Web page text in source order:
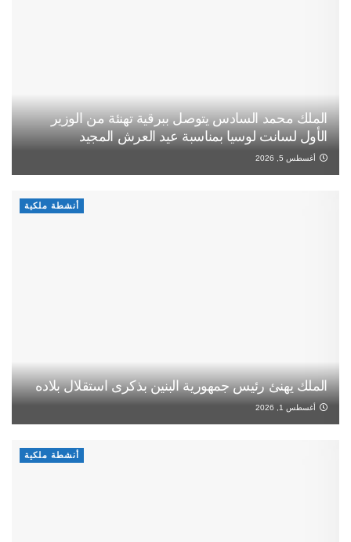
الملك محمد السادس يتوصل ببرقية تهنئة من الوزير
الأول لسانت لوسيا بمناسبة عيد العرش المجيد
أغسطس 5, 2026
أنشطة ملكية
الملك يهنئ رئيس جمهورية البنين بذكرى استقلال بلاده
أغسطس 1, 2026
أنشطة ملكية